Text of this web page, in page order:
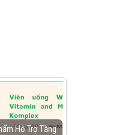
Hỗ Trợ Tăng